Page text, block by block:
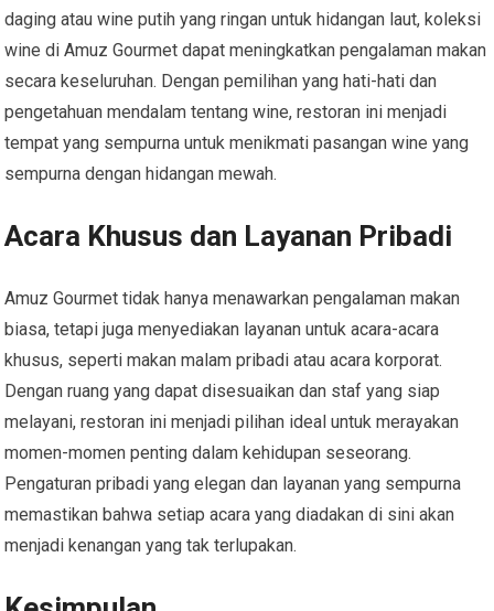
daging atau wine putih yang ringan untuk hidangan laut, koleksi
wine di Amuz Gourmet dapat meningkatkan pengalaman makan
secara keseluruhan. Dengan pemilihan yang hati-hati dan
pengetahuan mendalam tentang wine, restoran ini menjadi
tempat yang sempurna untuk menikmati pasangan wine yang
sempurna dengan hidangan mewah.
Acara Khusus dan Layanan Pribadi
Amuz Gourmet tidak hanya menawarkan pengalaman makan
biasa, tetapi juga menyediakan layanan untuk acara-acara
khusus, seperti makan malam pribadi atau acara korporat.
Dengan ruang yang dapat disesuaikan dan staf yang siap
melayani, restoran ini menjadi pilihan ideal untuk merayakan
momen-momen penting dalam kehidupan seseorang.
Pengaturan pribadi yang elegan dan layanan yang sempurna
memastikan bahwa setiap acara yang diadakan di sini akan
menjadi kenangan yang tak terlupakan.